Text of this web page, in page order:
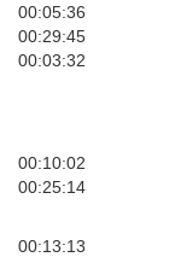
00:05:36
00:29:45
00:03:32
00:10:02
00:25:14
00:13:13